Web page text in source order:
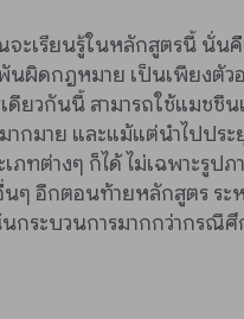
ะเรียนรู้ในหลักสูตรนี้ นั่นคื
นผิดกฎหมาย เป็นเพียงตัว
ดียวกันนี้ สามารถใช้แมชชีน
ากมาย และแม้แต่นำไปปร
ภทต่างๆ ก็ได้ ไม่เฉพาะรูปภ
นๆ อีกตอนท้ายหลักสูตร ระ
กระบวนการมากกว่ากรณีศึ